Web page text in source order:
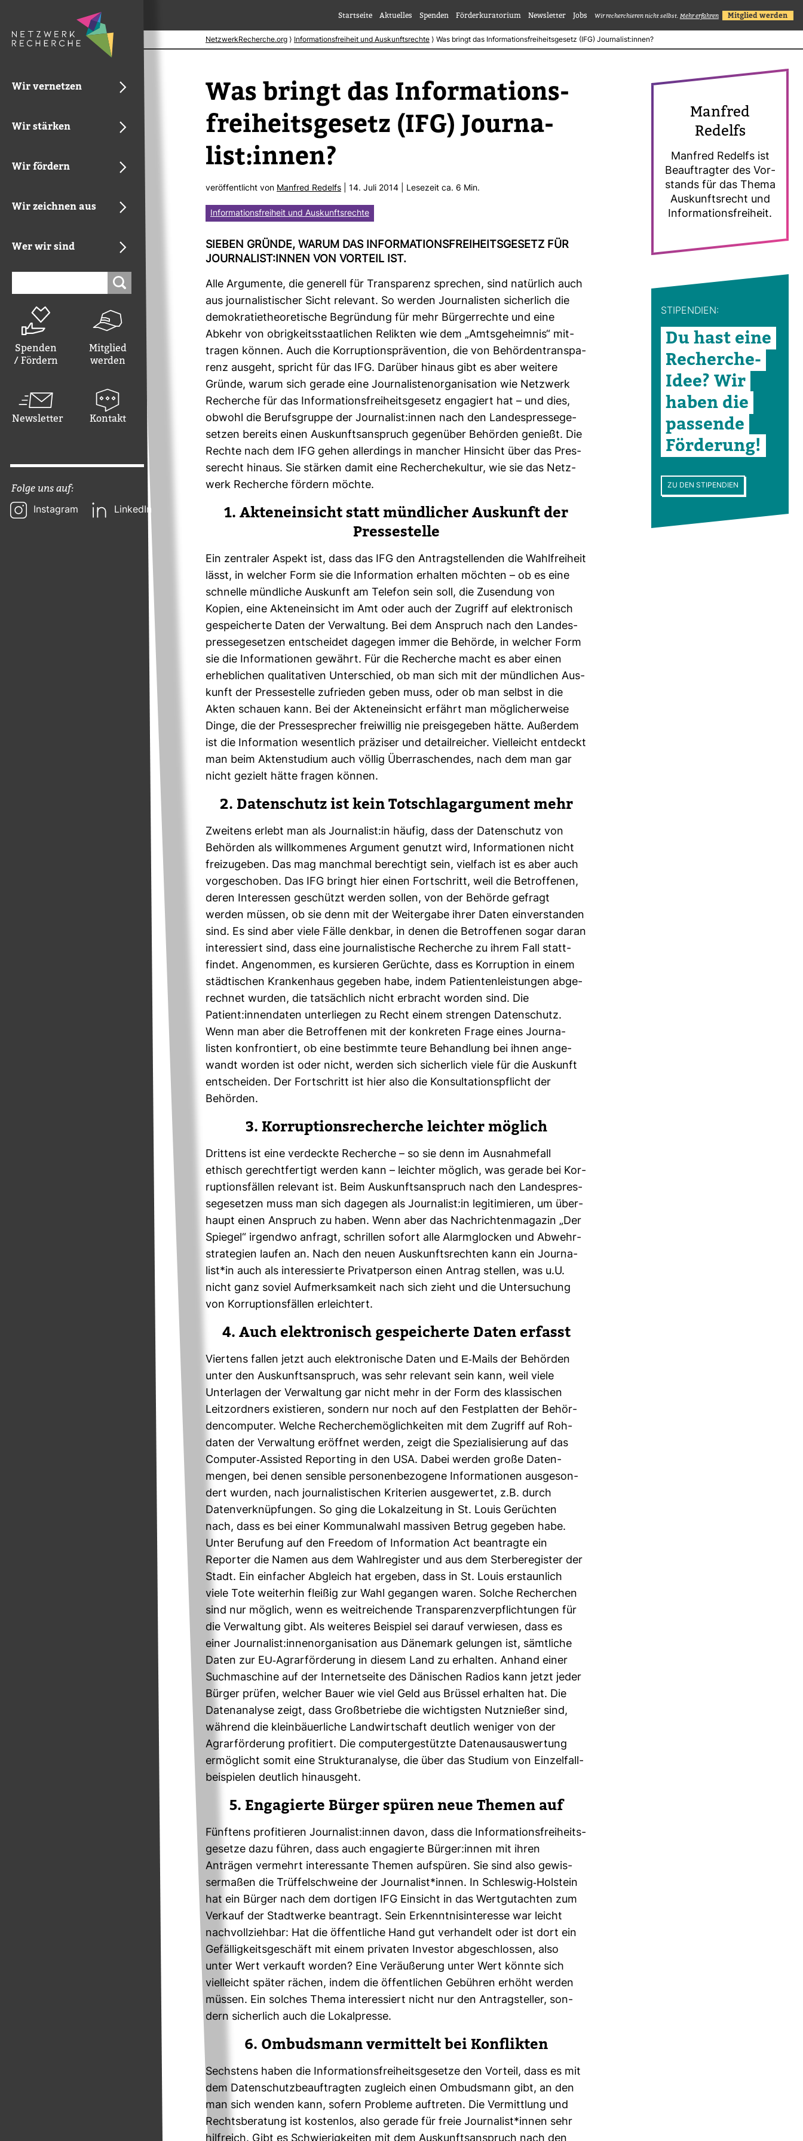
Wir vernetzen
Wir stärken
Wir fördern
Wir zeichnen aus
Wer wir sind
Spenden
/ Fördern
Mitglied
werden
Newsletter Kontakt
Folge uns auf:
Instagram LinkedIn
Startseite Aktuelles Spenden Förderkuratorium Newsletter Jobs Wir recherchieren nicht selbst. Mehr erfahren Mitglied werden
NetzwerkRecherche.org ⟩ Informationsfreiheit und Auskunftsrechte ⟩ Was bringt das Informationsfreiheitsgesetz (IFG) Journalist:innen?
Was bringt das Infor­ma­ti­ons­
frei­heits­ge­setz (IFG) Jour­na­
list:innen?
ver­öf­fent­licht von Man­fred Redelfs | 14. Juli 2014 | Lese­zeit ca. 6 Min.
Informationsfreiheit und Auskunftsrechte
SIEBEN GRÜNDE, WARUM DAS INFOR­MA­TI­ONS­FREI­HEITS­GE­SETZ FÜR
JOUR­NA­LIST:INNEN VON VOR­TEIL IST.
Alle Argu­mente, die gene­rell für Trans­pa­renz spre­chen, sind natür­lich auch
aus jour­na­lis­ti­scher Sicht rele­vant. So werden Jour­na­listen sicher­lich die
demo­kra­tie­theo­re­ti­sche Begrün­dung für mehr Bür­ger­rechte und eine
Abkehr von obrig­keits­staat­li­chen Relikten wie dem „Amts­ge­heimnis“ mit­
tragen können. Auch die Kor­rup­ti­ons­prä­ven­tion, die von Behör­den­trans­pa­
renz aus­geht, spricht für das IFG. Dar­über hinaus gibt es aber wei­tere
Gründe, warum sich gerade eine Jour­na­lis­ten­or­ga­ni­sa­tion wie Netz­werk
Recherche für das Infor­ma­ti­ons­frei­heits­ge­setz enga­giert hat – und dies,
obwohl die Berufs­gruppe der Jour­na­list:innen nach den Lan­des­pres­se­ge­
setzen bereits einen Aus­kunfts­an­spruch gegen­über Behörden genießt. Die
Rechte nach dem IFG gehen aller­dings in man­cher Hin­sicht über das Pres­
se­recht hinaus. Sie stärken damit eine Recher­che­kultur, wie sie das Netz­
werk Recherche för­dern möchte.
1. Akten­ein­sicht statt münd­li­cher Aus­kunft der
Pres­se­stelle
Ein zen­traler Aspekt ist, dass das IFG den Antrag­stel­lenden die Wahl­frei­heit
lässt, in wel­cher Form sie die Infor­ma­tion erhalten möchten – ob es eine
schnelle münd­liche Aus­kunft am Telefon sein soll, die Zusen­dung von
Kopien, eine Akten­ein­sicht im Amt oder auch der Zugriff auf elek­tro­nisch
gespei­cherte Daten der Ver­wal­tung. Bei dem Anspruch nach den Lan­des­
pres­se­ge­setzen ent­scheidet dagegen immer die Behörde, in wel­cher Form
sie die Infor­ma­tionen gewährt. Für die Recherche macht es aber einen
erheb­li­chen qua­li­ta­tiven Unter­schied, ob man sich mit der münd­li­chen Aus­
kunft der Pres­se­stelle zufrieden geben muss, oder ob man selbst in die
Akten schauen kann. Bei der Akten­ein­sicht erfährt man mög­li­cher­weise
Dinge, die der Pres­se­spre­cher frei­willig nie preis­ge­geben hätte. Außerdem
ist die Infor­ma­tion wesent­lich prä­ziser und detail­rei­cher. Viel­leicht ent­deckt
man beim Akten­stu­dium auch völlig Über­ra­schendes, nach dem man gar
nicht gezielt hätte fragen können.
2. Daten­schutz ist kein Tot­schlag­ar­gu­ment mehr
Zwei­tens erlebt man als Jour­na­list:in häufig, dass der Daten­schutz von
Behörden als will­kom­menes Argu­ment genutzt wird, Infor­ma­tionen nicht
frei­zu­geben. Das mag manchmal berech­tigt sein, viel­fach ist es aber auch
vor­ge­schoben. Das IFG bringt hier einen Fort­schritt, weil die Betrof­fenen,
deren Inter­essen geschützt werden sollen, von der Behörde gefragt
werden müssen, ob sie denn mit der Wei­ter­gabe ihrer Daten ein­ver­standen
sind. Es sind aber viele Fälle denkbar, in denen die Betrof­fenen sogar daran
inter­es­siert sind, dass eine jour­na­lis­ti­sche Recherche zu ihrem Fall statt­
findet. Ange­nommen, es kur­sieren Gerüchte, dass es Kor­rup­tion in einem
städ­ti­schen Kran­ken­haus gegeben habe, indem Pati­en­ten­leis­tungen abge­
rechnet wurden, die tat­säch­lich nicht erbracht worden sind. Die
Patient:innen­daten unter­liegen zu Recht einem strengen Daten­schutz.
Wenn man aber die Betrof­fenen mit der kon­kreten Frage eines Jour­na­
listen kon­fron­tiert, ob eine bestimmte teure Behand­lung bei ihnen ange­
wandt worden ist oder nicht, werden sich sicher­lich viele für die Aus­kunft
ent­scheiden. Der Fort­schritt ist hier also die Kon­sul­ta­ti­ons­pflicht der
Behörden.
3. Kor­rup­ti­ons­re­cherche leichter mög­lich
Drit­tens ist eine ver­deckte Recherche – so sie denn im Aus­nah­me­fall
ethisch gerecht­fer­tigt werden kann – leichter mög­lich, was gerade bei Kor­
rup­ti­ons­fällen rele­vant ist. Beim Aus­kunfts­an­spruch nach den Lan­des­pres­
se­ge­setzen muss man sich dagegen als Jour­na­list:in legi­ti­mieren, um über­
haupt einen Anspruch zu haben. Wenn aber das Nach­rich­ten­ma­gazin „Der
Spiegel“ irgendwo anfragt, schrillen sofort alle Alarm­glo­cken und Abwehr­
stra­te­gien laufen an. Nach den neuen Aus­kunfts­rechten kann ein Jour­na­
list*in auch als inter­es­sierte Pri­vat­person einen Antrag stellen, was u.U.
nicht ganz soviel Auf­merk­sam­keit nach sich zieht und die Unter­su­chung
von Kor­rup­ti­ons­fällen erleich­tert.
4. Auch elek­tro­nisch gespei­cherte Daten erfasst
Vier­tens fallen jetzt auch elek­tro­ni­sche Daten und E-​Mails der Behörden
unter den Aus­kunfts­an­spruch, was sehr rele­vant sein kann, weil viele
Unter­lagen der Ver­wal­tung gar nicht mehr in der Form des klas­si­schen
Leitz­ord­ners exis­tieren, son­dern nur noch auf den Fest­platten der Behör­
den­com­puter. Welche Recher­che­mög­lich­keiten mit dem Zugriff auf Roh­
daten der Ver­wal­tung eröffnet werden, zeigt die Spe­zia­li­sie­rung auf das
Com­puter-​Assisted Repor­ting in den USA. Dabei werden große Daten­
mengen, bei denen sen­sible per­so­nen­be­zo­gene Infor­ma­tionen aus­ge­son­
dert wurden, nach jour­na­lis­ti­schen Kri­te­rien aus­ge­wertet, z.B. durch
Daten­ver­knüp­fungen. So ging die Lokal­zei­tung in St. Louis Gerüchten
nach, dass es bei einer Kom­mu­nal­wahl mas­siven Betrug gegeben habe.
Unter Beru­fung auf den Freedom of Infor­ma­tion Act bean­tragte ein
Reporter die Namen aus dem Wahl­re­gister und aus dem Ster­be­re­gister der
Stadt. Ein ein­fa­cher Abgleich hat ergeben, dass in St. Louis erstaun­lich
viele Tote wei­terhin fleißig zur Wahl gegangen waren. Solche Recher­chen
sind nur mög­lich, wenn es weit­rei­chende Trans­pa­renz­ver­pflich­tungen für
die Ver­wal­tung gibt. Als wei­teres Bei­spiel sei darauf ver­wiesen, dass es
einer Jour­na­list:innen­or­ga­ni­sa­tion aus Däne­mark gelungen ist, sämt­liche
Daten zur EU-​Agrar­för­de­rung in diesem Land zu erhalten. Anhand einer
Such­ma­schine auf der Inter­net­seite des Däni­schen Radios kann jetzt jeder
Bürger prüfen, wel­cher Bauer wie viel Geld aus Brüssel erhalten hat. Die
Daten­ana­lyse zeigt, dass Groß­be­triebe die wich­tigsten Nutz­nießer sind,
wäh­rend die klein­bäu­er­liche Land­wirt­schaft deut­lich weniger von der
Agrar­för­de­rung pro­fi­tiert. Die com­pu­ter­ge­stützte Daten­aus­aus­wer­tung
ermög­licht somit eine Struk­tur­ana­lyse, die über das Stu­dium von Ein­zel­fall­
bei­spielen deut­lich hin­aus­geht.
5. Enga­gierte Bürger spüren neue Themen auf
Fünf­tens pro­fi­tieren Jour­na­list:innen davon, dass die Infor­ma­ti­ons­frei­heits­
ge­setze dazu führen, dass auch enga­gierte Bürger:innen mit ihren
Anträgen ver­mehrt inter­es­sante Themen auf­spüren. Sie sind also gewis­
ser­maßen die Trüf­fel­schweine der Jour­na­list*innen. In Schleswig-​Hol­stein
hat ein Bürger nach dem dor­tigen IFG Ein­sicht in das Wert­gut­achten zum
Ver­kauf der Stadt­werke bean­tragt. Sein Erkennt­nis­in­ter­esse war leicht
nach­voll­ziehbar: Hat die öffent­liche Hand gut ver­han­delt oder ist dort ein
Gefäl­lig­keits­ge­schäft mit einem pri­vaten Investor abge­schlossen, also
unter Wert ver­kauft worden? Eine Ver­äu­ße­rung unter Wert könnte sich
viel­leicht später rächen, indem die öffent­li­chen Gebühren erhöht werden
müssen. Ein sol­ches Thema inter­es­siert nicht nur den Antrag­steller, son­
dern sicher­lich auch die Lokal­presse.
6. Ombuds­mann ver­mit­telt bei Kon­flikten
Sechs­tens haben die Infor­ma­ti­ons­frei­heits­ge­setze den Vor­teil, dass es mit
dem Daten­schutz­be­auf­tragten zugleich einen Ombuds­mann gibt, an den
man sich wenden kann, sofern Pro­bleme auf­treten. Die Ver­mitt­lung und
Rechts­be­ra­tung ist kos­tenlos, also gerade für freie Jour­na­list*innen sehr
Man­fred
Redelfs
Man­fred Redelfs ist
Beauf­tragter des Vor­
stands für das Thema
Aus­kunfts­recht und
Infor­ma­ti­ons­frei­heit.
STI­PEN­DIEN:
Du hast eine
Recherche-​
Idee? Wir
haben die
pas­sende
För­de­rung!
ZU DEN STIPENDIEN